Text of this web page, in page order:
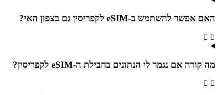
האם אפשר להשתמש ב-eSIM לקפריסין גם בצפון האי?
מה קורה אם נגמר לי הנתונים בחבילת ה-eSIM לקפריסין?